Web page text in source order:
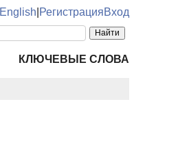
English РегистрацияВход
КЛЮЧЕВЫЕ СЛОВА